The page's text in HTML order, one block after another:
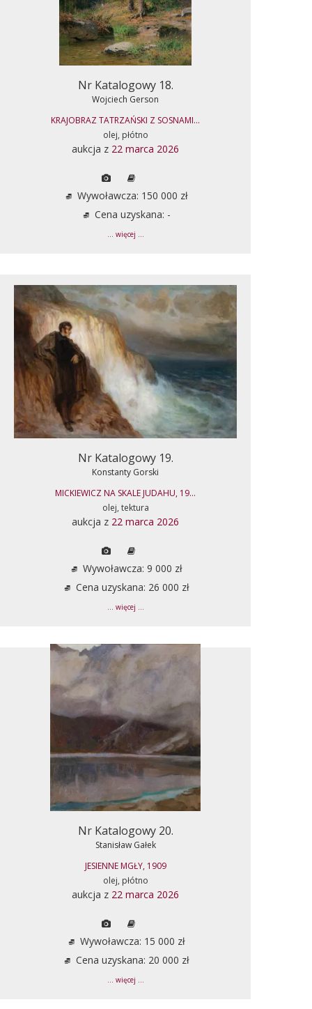
Nr Katalogowy 18.
Wojciech Gerson
KRAJOBRAZ TATRZAŃSKI Z SOSNAMI...
olej, płótno
aukcja z 22 marca 2026
Wywoławcza: 150 000 zł
Cena uzyskana: -
... więcej ...
Nr Katalogowy 19.
Konstanty Gorski
MICKIEWICZ NA SKALE JUDAHU, 19...
olej, tektura
aukcja z 22 marca 2026
Wywoławcza: 9 000 zł
Cena uzyskana: 26 000 zł
... więcej ...
Nr Katalogowy 20.
Stanisław Gałek
JESIENNE MGŁY, 1909
olej, płótno
aukcja z 22 marca 2026
Wywoławcza: 15 000 zł
Cena uzyskana: 20 000 zł
... więcej ...